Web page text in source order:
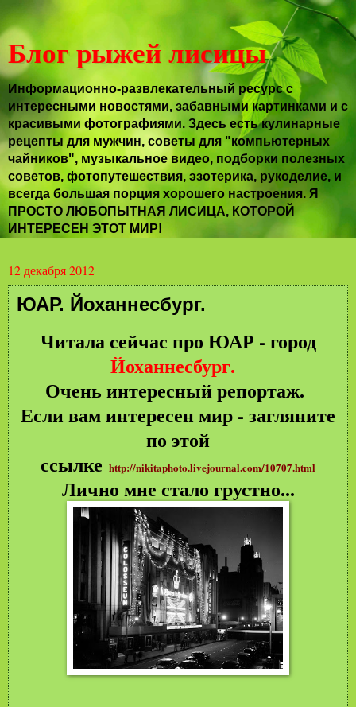
Блог рыжей лисицы
Информационно-развлекательный ресурс с
интересными новостями, забавными картинками и с
красивыми фотографиями. Здесь есть кулинарные
рецепты для мужчин, советы для "компьютерных
чайников", музыкальное видео, подборки полезных
советов, фотопутешествия, эзотерика, рукоделие, и
всегда большая порция хорошего настроения. Я
ПРОСТО ЛЮБОПЫТНАЯ ЛИСИЦА, КОТОРОЙ
ИНТЕРЕСЕН ЭТОТ МИР!
12 декабря 2012
ЮАР. Йоханнесбург.
Читала сейчас про ЮАР - город
Йоханнесбург.
Очень интересный репортаж.
Если вам интересен мир - загляните
по этой
ссылке http://nikitaphoto.livejournal.com/10707.html
Лично мне стало грустно...